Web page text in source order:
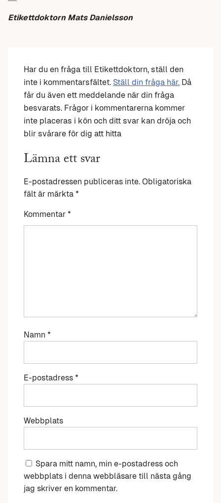
Etikettdoktorn Mats Danielsson
Har du en fråga till Etikettdoktorn, ställ den
inte i kommentarsfältet. Ställ din fråga här. Då
får du även ett meddelande när din fråga
besvarats. Frågor i kommentarerna kommer
inte placeras i kön och ditt svar kan dröja och
blir svårare för dig att hitta
Lämna ett svar
E-postadressen publiceras inte. Obligatoriska
fält är märkta *
Kommentar *
Namn *
E-postadress *
Webbplats
Spara mitt namn, min e-postadress och
webbplats i denna webbläsare till nästa gång
jag skriver en kommentar.